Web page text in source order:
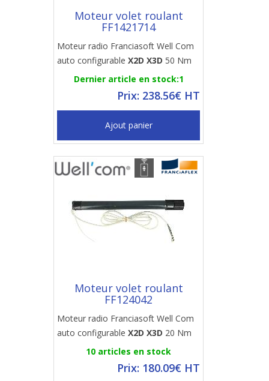
Moteur volet roulant
FF1421714
Moteur radio Franciasoft Well Com
auto configurable X2D X3D 50 Nm
Dernier article en stock:1
Prix: 238.56€ HT
Ajout panier
Moteur volet roulant
FF124042
Moteur radio Franciasoft Well Com
auto configurable X2D X3D 20 Nm
10 articles en stock
Prix: 180.09€ HT